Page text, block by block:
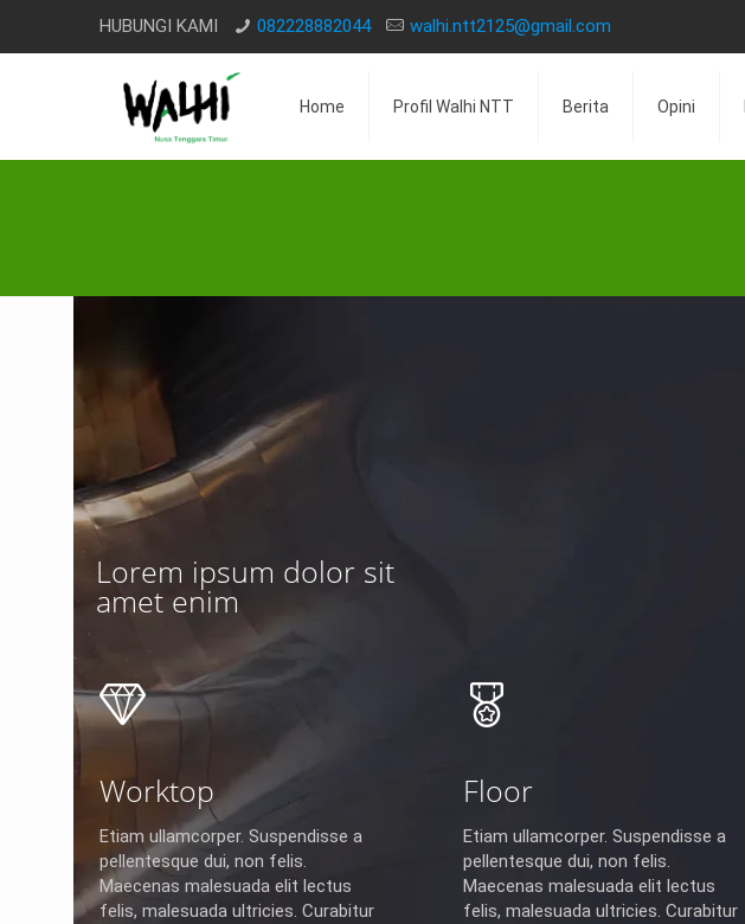
HUBUNGI KAMI 082228882044 walhi.ntt2125@gmail.com
Home Profil Walhi NTT Berita Opini
Lorem ipsum dolor sit
amet enim
Worktop
Etiam ullamcorper. Suspendisse a
pellentesque dui, non felis.
Maecenas malesuada elit lectus
felis, malesuada ultricies. Curabitur
Floor
Etiam ullamcorper. Suspendisse a
pellentesque dui, non felis.
Maecenas malesuada elit lectus
felis, malesuada ultricies. Curabitur